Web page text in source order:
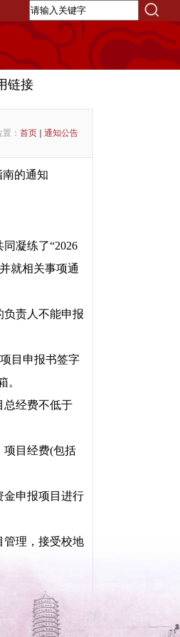
链接
： 首页 通知公告
的通知
凝练了“2026
就相关事项通
责人不能申报
目申报书签字
。
总经费不低于
项目经费(包括
金申报项目进行
管理，接受校地